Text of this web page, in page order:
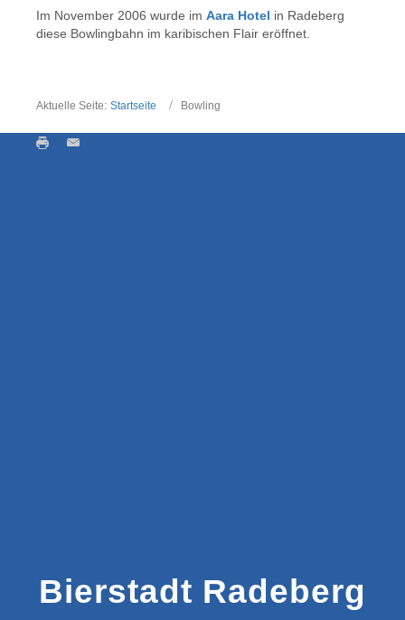
Im November 2006 wurde im Aara Hotel in Radeberg
diese Bowlingbahn im karibischen Flair eröffnet.
Aktuelle Seite: Startseite Bowling
Bierstadt Radeberg